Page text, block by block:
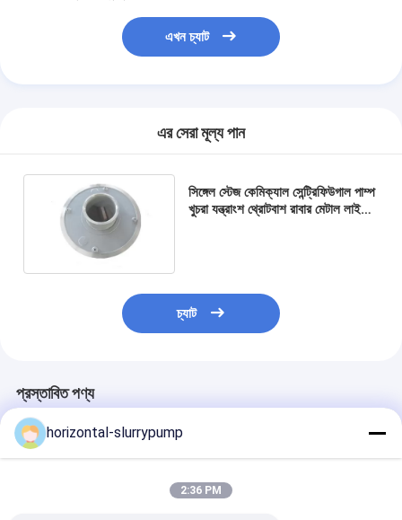
সুইমিং পুল হিট পাম্প
উচ্চ তাপমাত্রার তাপ পাম্প
স্লারি পাম্প অংশ
এখন চ্যাট
এর সেরা মূল্য পান
সিঙ্গেল স্টেজ কেমিক্যাল সেন্ট্রিফিউগাল পাম্প
খুচরা যন্ত্রাংশ থ্রোটবাশ রাবার মেটাল লাইনার
চ্যাট
প্রস্তাবিত পণ্য
horizontal-slurrypump
2:36 PM